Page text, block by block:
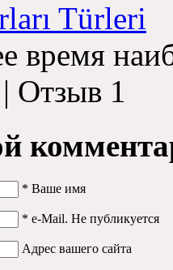
Türleri
время
Отзыв 1
* Ваше имя
* e-Mail. Не публикуется
Адрес вашего сайта